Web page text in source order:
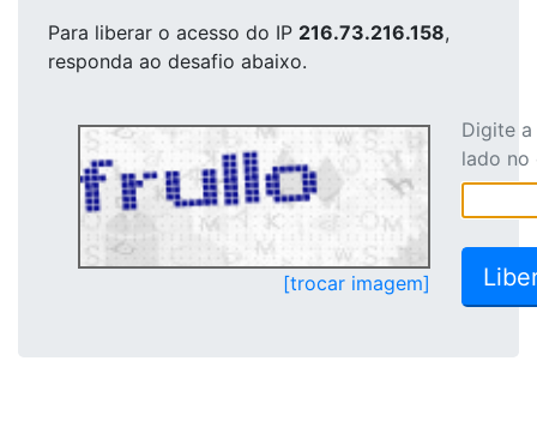
Para liberar o acesso do IP 216.73.216.158,
responda ao desafio abaixo.
[trocar imagem]
Digite
lado no